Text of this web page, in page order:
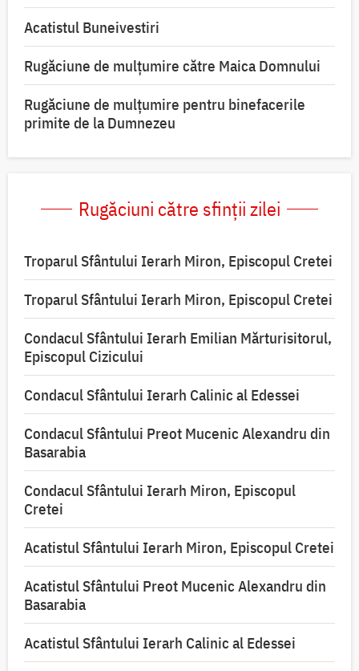
Acatistul Buneivestiri
Rugăciune de mulţumire către Maica Domnului
Rugăciune de mulțumire pentru binefacerile
primite de la Dumnezeu
Rugăciuni către sfinții zilei
Troparul Sfântului Ierarh Miron, Episcopul Cretei
Troparul Sfântului Ierarh Miron, Episcopul Cretei
Condacul Sfântului Ierarh Emilian Mărturisitorul,
Episcopul Cizicului
Condacul Sfântului Ierarh Calinic al Edessei
Condacul Sfântului Preot Mucenic Alexandru din
Basarabia
Condacul Sfântului Ierarh Miron, Episcopul
Cretei
Acatistul Sfântului Ierarh Miron, Episcopul Cretei
Acatistul Sfântului Preot Mucenic Alexandru din
Basarabia
Acatistul Sfântului Ierarh Calinic al Edessei